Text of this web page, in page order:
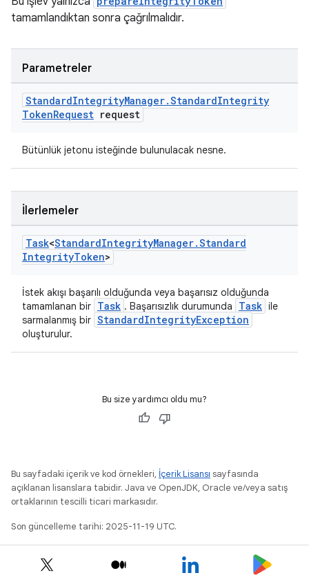
tamamlandıktan sonra çağrılmalıdır.
Parametreler
StandardIntegrityManager.StandardIntegrity
TokenRequest request
Bütünlük jetonu isteğinde bulunulacak nesne.
İlerlemeler
Task<StandardIntegrityManager.Standard
IntegrityToken>
İstek akışı başarılı olduğunda veya başarısız olduğunda
tamamlanan bir Task . Başarısızlık durumunda Task ile
sarmalanmış bir StandardIntegrityException
oluşturulur.
Bu size yardımcı oldu mu?
Bu sayfadaki içerik ve kod örnekleri, İçerik Lisansı sayfasında
açıklanan lisanslara tabidir. Java ve OpenJDK, Oracle ve/veya satış
ortaklarının tescilli ticari markasıdır.
Son güncelleme tarihi: 2025-11-19 UTC.